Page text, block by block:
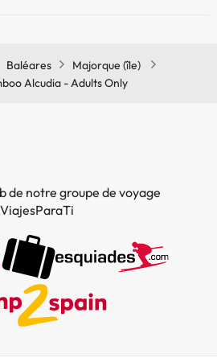
Baléares
Majorque (île)
Alcudia - Adults Only
de notre groupe de voyage
ViajesParaTi